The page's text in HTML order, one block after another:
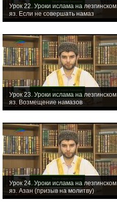
Урок 22. Уроки ислама на лезгинском
яз. Если не совершать намаз
Урок 23. Уроки ислама на лезгинском
яз. Возмещение намазов
Урок 24. Уроки ислама на лезгинском
яз. Азан (призыв на молитву)